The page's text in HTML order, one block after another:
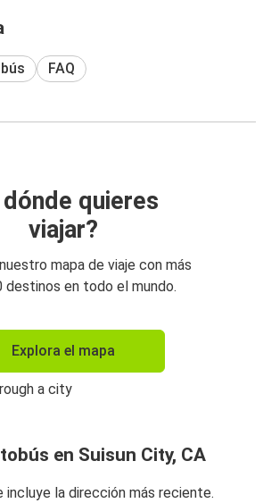
FAQ
quieres
viajar?
mapa de viaje con más
destinos en todo el mundo.
Explora el mapa
en Suisun City, CA
la dirección más reciente.